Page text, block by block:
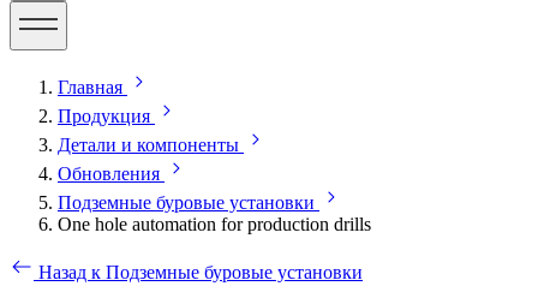
Главная
Продукция
Детали и компоненты
Обновления
Подземные буровые установки
One hole automation for production drills
Назад к Подземные буровые установки